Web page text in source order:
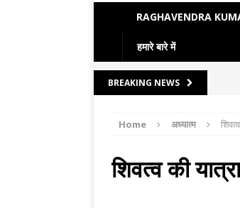
RAGHAVENDRA
हमारे बारे में
BREAKING NEWS
Home अध्यात्म
शिवत्व की